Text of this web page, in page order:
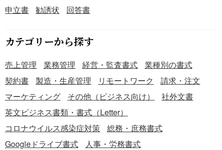
申立書
勧誘状 回答書
カテゴリーから探す
売上管理 業務管理 経営・監査書式
業種別の書式
契約書
製造・生産管理 リモートワーク
請求・注文
マーケティング
その他（ビジネス向け）
社外文書
英文ビジネス書類・書式（Letter）
コロナウイルス感染症対策
総務・庶務書式
Googleドライブ書式
人事・労務書式